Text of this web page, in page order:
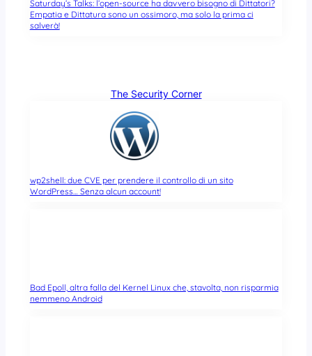
Saturday’s Talks: l’open-source ha davvero bisogno di Dittatori?
Empatia e Dittatura sono un ossimoro, ma solo la prima ci
salverà!
The Security Corner
wp2shell: due CVE per prendere il controllo di un sito
WordPress… Senza alcun account!
Bad Epoll, altra falla del Kernel Linux che, stavolta, non risparmia
nemmeno Android